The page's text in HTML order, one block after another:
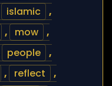
islamic
,
, mow
,
people
,
, reflect
,